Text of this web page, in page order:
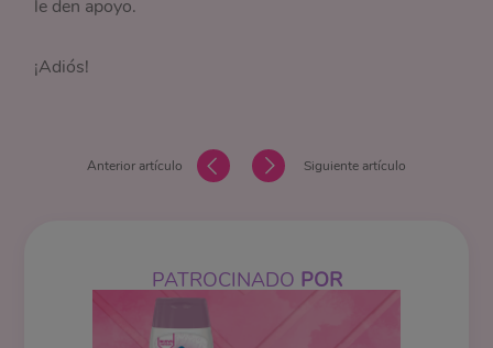
le den apoyo.
¡Adiós!
Anterior artículo Siguiente artículo
PATROCINADO POR